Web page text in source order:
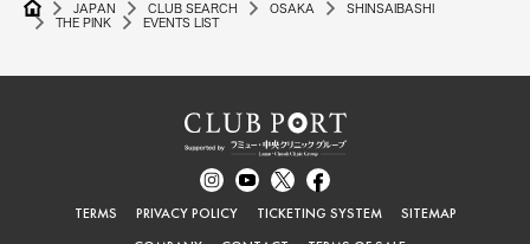
JAPAN CLUB SEARCH OSAKA
SHINSAIBASHI
THE PINK
EVENTS LIST
TERMS PRIVACY POLICY TICKETING SYSTEM
SITEMAP